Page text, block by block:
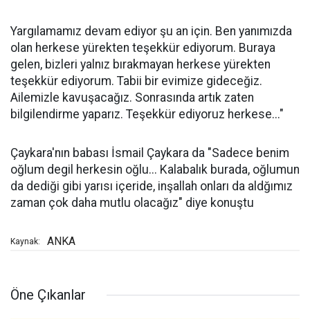
Yargılamamız devam ediyor şu an için. Ben yanımızda
olan herkese yürekten teşekkür ediyorum. Buraya
gelen, bizleri yalnız bırakmayan herkese yürekten
teşekkür ediyorum. Tabii bir evimize gideceğiz.
Ailemizle kavuşacağız. Sonrasında artık zaten
bilgilendirme yaparız. Teşekkür ediyoruz herkese..."
Çaykara'nın babası İsmail Çaykara da "Sadece benim
oğlum degil herkesin oğlu... Kalabalık burada, oğlumun
da dediği gibi yarısı içeride, inşallah onları da aldğımız
zaman çok daha mutlu olacağız" diye konuştu
Kaynak: ANKA
Öne Çıkanlar